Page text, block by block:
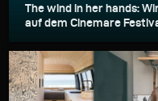
The wind in her hands:
auf dem Cinemare